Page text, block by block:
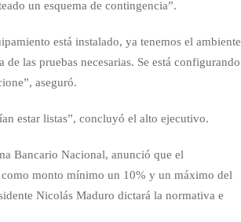
un esquema de contingencia”.
está instalado, ya tenemos el ambiente
las pruebas necesarias. Se está configurando
aseguró.
estar listas”, concluyó el alto ejecutivo.
Bancario Nacional, anunció que el
monto mínimo un 10% y un máximo del
Nicolás Maduro dictará la normativa e